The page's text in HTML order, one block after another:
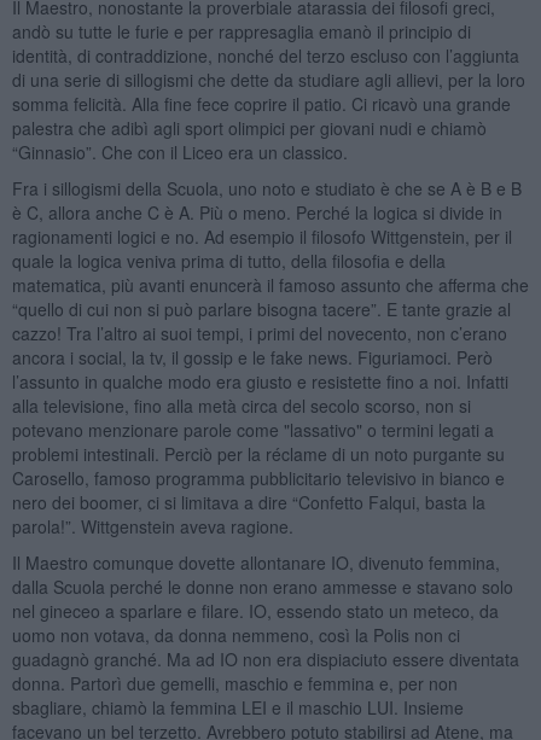
Il Maestro, nonostante la proverbiale atarassia dei filosofi greci,
andò su tutte le furie e per rappresaglia emanò il principio di
identità, di contraddizione, nonché del terzo escluso con l’aggiunta
di una serie di sillogismi che dette da studiare agli allievi, per la loro
somma felicità. Alla fine fece coprire il patio. Ci ricavò una grande
palestra che adibì agli sport olimpici per giovani nudi e chiamò
“Ginnasio”. Che con il Liceo era un classico.
Fra i sillogismi della Scuola, uno noto e studiato è che se A è B e B
è C, allora anche C è A. Più o meno. Perché la logica si divide in
ragionamenti logici e no. Ad esempio il filosofo Wittgenstein, per il
quale la logica veniva prima di tutto, della filosofia e della
matematica, più avanti enuncerà il famoso assunto che afferma che
“quello di cui non si può parlare bisogna tacere”. E tante grazie al
cazzo! Tra l’altro ai suoi tempi, i primi del novecento, non c’erano
ancora i social, la tv, il gossip e le fake news. Figuriamoci. Però
l’assunto in qualche modo era giusto e resistette fino a noi. Infatti
alla televisione, fino alla metà circa del secolo scorso, non si
potevano menzionare parole come "lassativo" o termini legati a
problemi intestinali. Perciò per la réclame di un noto purgante su
Carosello, famoso programma pubblicitario televisivo in bianco e
nero dei boomer, ci si limitava a dire “Confetto Falqui, basta la
parola!”. Wittgenstein aveva ragione.
Il Maestro comunque dovette allontanare IO, divenuto femmina,
dalla Scuola perché le donne non erano ammesse e stavano solo
nel gineceo a sparlare e filare. IO, essendo stato un meteco, da
uomo non votava, da donna nemmeno, così la Polis non ci
guadagnò granché. Ma ad IO non era dispiaciuto essere diventata
donna. Partorì due gemelli, maschio e femmina e, per non
sbagliare, chiamò la femmina LEI e il maschio LUI. Insieme
facevano un bel terzetto. Avrebbero potuto stabilirsi ad Atene, ma